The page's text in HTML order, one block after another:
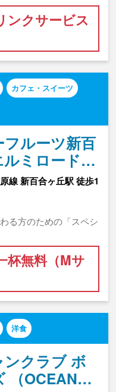
ンクサービス
カフェ・スイーツ
フルーツ新百
ルミロード…
線 新百合ヶ丘駅 徒歩1
る方のための「スペシ
杯無料（Mサ
洋食
クラブ ボ
（OCEAN…